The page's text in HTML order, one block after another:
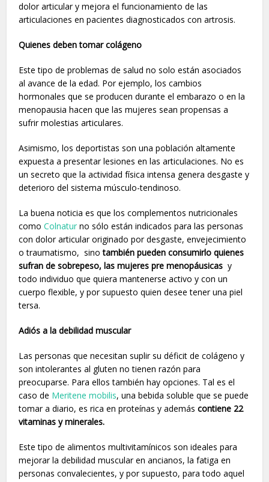
dolor articular y mejora el funcionamiento de las
articulaciones en pacientes diagnosticados con artrosis.
Quienes deben tomar colágeno
Este tipo de problemas de salud no solo están asociados
al avance de la edad. Por ejemplo, los cambios
hormonales que se producen durante el embarazo o en la
menopausia hacen que las mujeres sean propensas a
sufrir molestias articulares.
Asimismo, los deportistas son una población altamente
expuesta a presentar lesiones en las articulaciones. No es
un secreto que la actividad física intensa genera desgaste y
deterioro del sistema músculo-tendinoso.
La buena noticia es que los complementos nutricionales
comoColnatur no sólo están indicados para las personas
con dolor articular originado por desgaste, envejecimiento
o traumatismo, sinotambién pueden consumirlo quienes
sufran de sobrepeso, las mujeres pre menopáusicas y
todo individuo que quiera mantenerse activo y con un
cuerpo flexible, y por supuesto quien desee tener una piel
tersa.
Adiós a la debilidad muscular
Las personas que necesitan suplir su déficit de colágeno y
son intolerantes al gluten no tienen razón para
preocuparse. Para ellos también hay opciones. Tal es el
caso de Meritene mobilis, una bebida soluble que se puede
tomar a diario, es rica en proteínas y ademáscontiene 22
vitaminas y minerales.
Este tipo de alimentos multivitamínicos son ideales para
mejorar la debilidad muscular en ancianos, la fatiga en
personas convalecientes, y por supuesto, para todo aquel